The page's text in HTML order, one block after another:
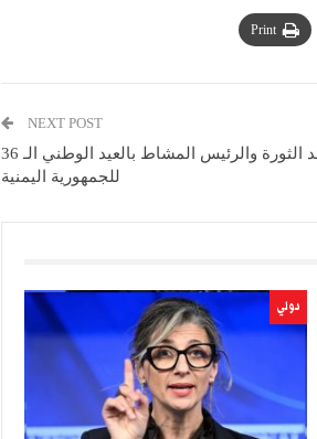
Print
NEXT POST
الراعي يهنئ قائد الثورة والرئيس المشاط بالعيد الوطني الـ 36
للجمهورية اليمنية
دولي